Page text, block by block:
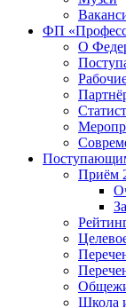
ФП
О
Приём
Школа